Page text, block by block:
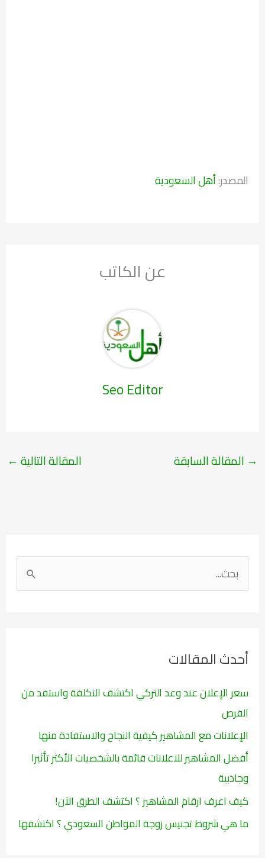
المصدر:أهل السعودية
عن الكاتب
Seo Editor
→ المقالة السابقة المقالة التالية←
ل
ث
ع
ن
أحدث المقالات
سعر الإعلان عند وعد التركي اكتشف التكلفة واستفد من
الفرص
الإعلانات مع المشاهير كيفية النجاح والاستفادة منها
أفضل المشاهير للاعلانات قائمة بالشخصيات الأكثر تأثيرا
وجاذبية
كيف اعرف ارقام المشاهير ؟ اكتشف الطرق الآن!
ما هي شروط تجنيس زوجة المواطن السعودي ؟ اكتشفها